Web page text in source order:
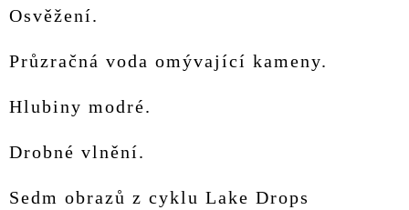
Osvěžení.
Průzračná voda omývající kameny.
Hlubiny modré.
Drobné vlnění.
Sedm obrazů z cyklu Lake Drops